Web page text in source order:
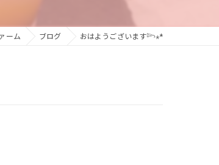
ーム ブログ おはようございます𓆸⋆*